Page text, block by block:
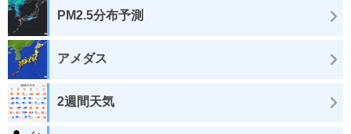
PM2.5分布予測
アメダス
2週間天気